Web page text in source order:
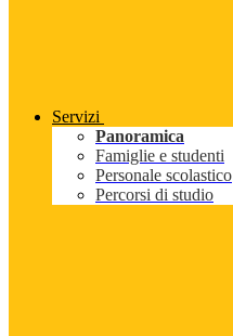
Servizi
Panoramica
Famiglie e studenti
Personale scolastico
Percorsi di studio